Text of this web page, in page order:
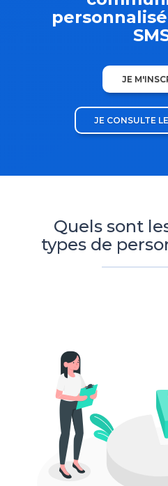
JE
JE CONSULTE
Quels sont
types de